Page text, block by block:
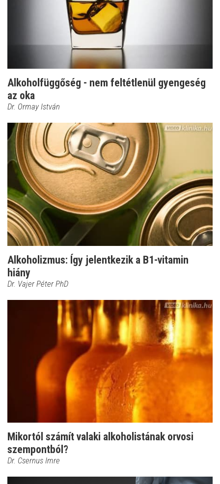
Alkoholfüggőség - nem feltétlenül gyengeség
az oka
Dr. Ormay István
Alkoholizmus: Így jelentkezik a B1-vitamin
hiány
Dr. Vajer Péter PhD
Mikortól számít valaki alkoholistának orvosi
szempontból?
Dr. Csernus Imre